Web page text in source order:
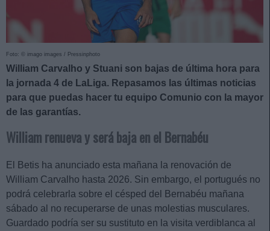
Foto: © imago images / Pressinphoto
William Carvalho y Stuani son bajas de última hora para
la jornada 4 de LaLiga. Repasamos las últimas noticias
para que puedas hacer tu equipo Comunio con la mayor
de las garantías.
William renueva y será baja en el Bernabéu
El Betis ha anunciado esta mañana la renovación de
William Carvalho hasta 2026. Sin embargo, el portugués no
podrá celebrarla sobre el césped del Bernabéu mañana
sábado al no recuperarse de unas molestias musculares.
Guardado podría ser su sustituto en la visita verdiblanca al